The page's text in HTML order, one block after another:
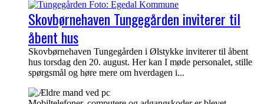
Skovbørnehaven Tungegården inviterer til
åbent hus
Skovbørnehaven Tungegården i Ølstykke inviterer til åbent
hus torsdag den 20. august. Her kan I møde personalet, stille
spørgsmål og høre mere om hverdagen i...